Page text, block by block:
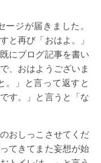
ジが届きました。
と再び「おはよ。」
にブログ記事を書い
、おはようございま
。」と言って返すと
す。」と言うと「な
おしっこさせてくだ
てきてまた妄想が始